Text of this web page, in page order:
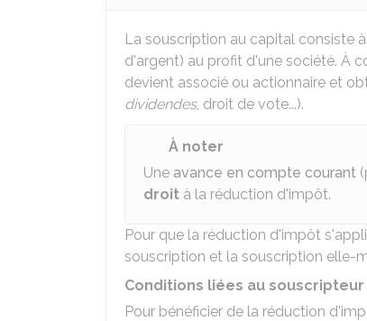
La souscription au capital consiste
d'argent) au profit d'une société. À
devient associé ou actionnaire et
dividendes, droit de vote...).
À noter
Une avance en compte courant
droit à la réduction d'impôt.
Pour que la réduction d'impôt
souscription et la souscription elle-
Conditions liées au souscripteur
Pour bénéficier de la réduction